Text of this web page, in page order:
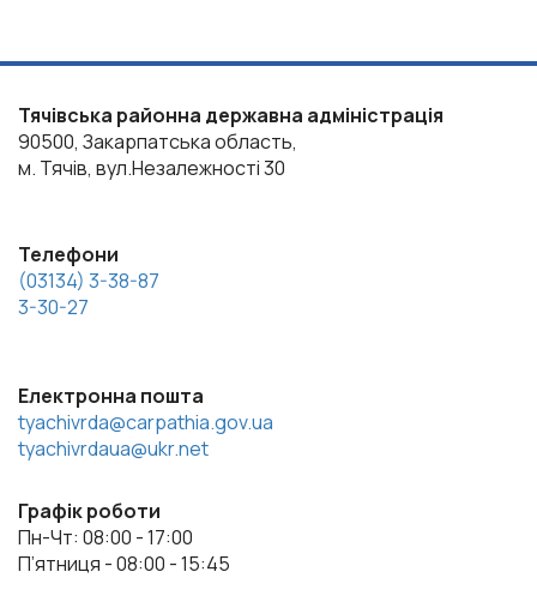
Тячівська районна державна адміністрація
90500, Закарпатська область,
м. Тячів, вул.Незалежності 30
Телефони
(03134) 3-38-87
3-30-27
Електронна пошта
tyachivrda@carpathia.gov.ua
tyachivrdaua@ukr.net
Графік роботи
Пн-Чт: 08:00 - 17:00
П’ятниця - 08:00 - 15:45